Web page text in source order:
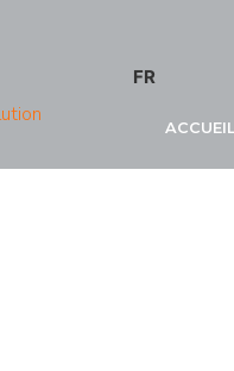
FR
ACCUEIL